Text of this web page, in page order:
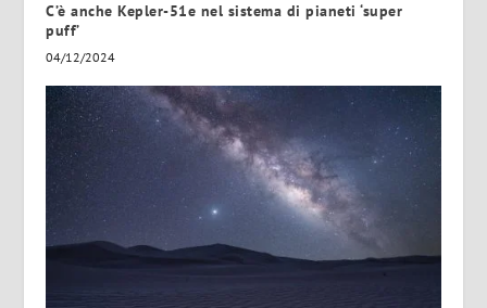
C’è anche Kepler-51e nel sistema di pianeti ‘super
puff’
04/12/2024